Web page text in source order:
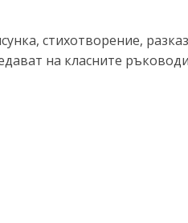
стихотворение,
на класните